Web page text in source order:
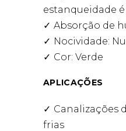
estanqueidade
Absorção de
Nocividade:
Cor: Verde
APLICAÇÕES
Canalizações
frias